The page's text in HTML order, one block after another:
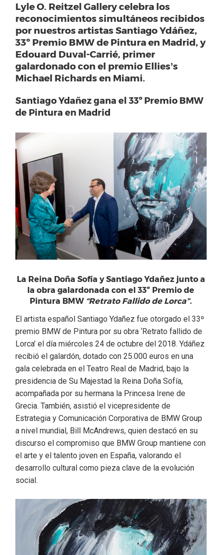
Lyle O. Reitzel Gallery celebra los
reconocimientos simultáneos recibidos
por nuestros artistas Santiago Ydáñez,
33º Premio BMW de Pintura en Madrid, y
Edouard Duval-Carrié, primer
galardonado con el premio Ellies’s
Michael Richards en Miami.
Santiago Ydañez gana el 33º Premio BMW
de Pintura en Madrid
La Reina Doña Sofía y Santiago Ydañez junto a
la obra galardonada con el 33º Premio de
Pintura BMW “Retrato Fallido de Lorca”.
El artista español Santiago Ydañez fue otorgado el 33º
premio BMW de Pintura por su obra ‘Retrato fallido de
Lorca’ el día miércoles 24 de octubre del 2018. Ydáñez
recibió el galardón, dotado con 25.000 euros en una
gala celebrada en el Teatro Real de Madrid, bajo la
presidencia de Su Majestad la Reina Doña Sofía,
acompañada por su hermana la Princesa Irene de
Grecia. También, asistió el vicepresidente de
Estrategia y Comunicación Corporativa de BMW Group
a nivel mundial, Bill McAndrews, quien destacó en su
discurso el compromiso que BMW Group mantiene con
el arte y el talento joven en España, valorando el
desarrollo cultural como pieza clave de la evolución
social.